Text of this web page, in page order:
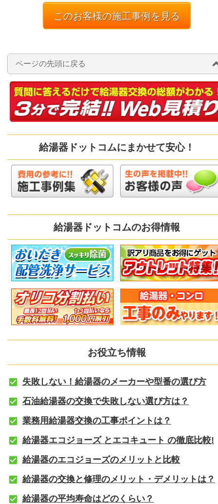
このお客様の施工事例を見る
ページの先頭に戻る
給湯器ドットコムにまかせて安心！
給湯器ドットコムのお得情報
お役立ち情報
失敗しない！給湯器のメーカーや型番の選び方
石油給湯器の交換で失敗しない選び方は？
業務用給湯器交換の工事ポイントは？
給湯器エコジョーズ とエコキュート の徹底比較!
給湯器のエコジョーズのメリットと比較
給湯器の交換と修理のメリット・デメリットは？
給湯器の平均寿命はどのくらい？